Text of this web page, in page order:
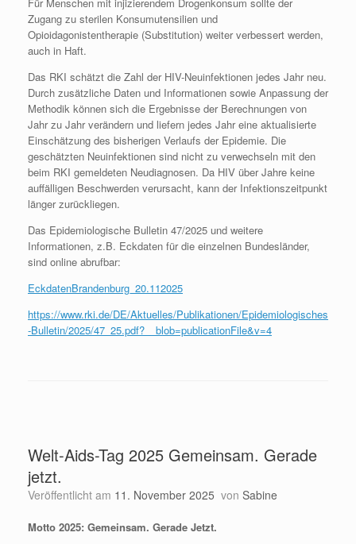
Zugang zu sterilen Konsum­utensilien und
Opioidagonistentherapie (Substitution) weiter verbessert werden,
auch in Haft.
Das RKI schätzt die Zahl der HIV-Neu­infektionen jedes Jahr neu.
Durch zusätzliche Daten und Informationen sowie Anpassung der
Methodik können sich die Ergebnisse der Berechnungen von
Jahr zu Jahr verändern und liefern jedes Jahr eine aktualisierte
Einschätzung des bisherigen Verlaufs der Epidemie. Die
geschätzten Neuinfektionen sind nicht zu verwechseln mit den
beim RKI gemeldeten Neudiagnosen. Da HIV über Jahre keine
auffälligen Beschwerden verursacht, kann der Infektionszeitpunkt
länger zurückliegen.
Das Epidemiologische Bulletin 47/2025 und weitere
Informationen, z.B. Eckdaten für die einzelnen Bundesländer,
sind online abrufbar:
EckdatenBrandenburg_20.112025
https://www.rki.de/DE/Aktuelles/Publikationen/Epidemiologisches
-Bulletin/2025/47_25.pdf?__blob=publicationFile&v=4
Welt-Aids-Tag 2025 Gemeinsam. Gerade
jetzt.
Veröffentlicht am 11. November 2025 von Sabine
Motto 2025: Gemeinsam. Gerade Jetzt.